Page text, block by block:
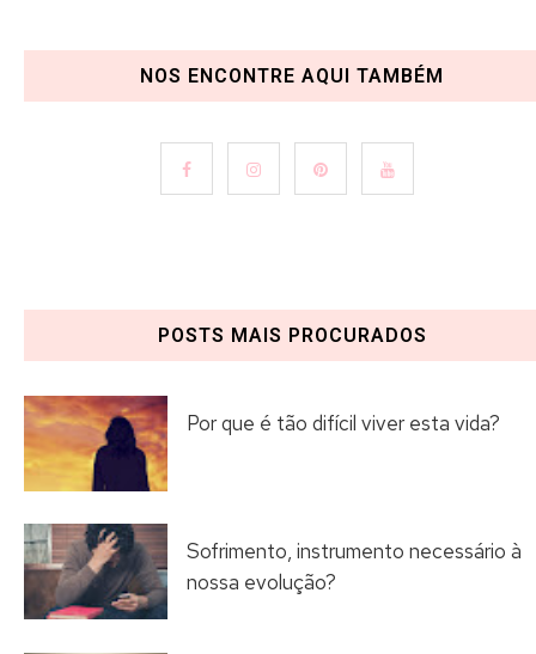
NOS ENCONTRE AQUI TAMBÉM
POSTS MAIS PROCURADOS
Por que é tão difícil viver esta vida?
Sofrimento, instrumento necessário à
nossa evolução?